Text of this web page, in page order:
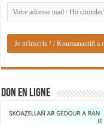
DON EN LIGNE